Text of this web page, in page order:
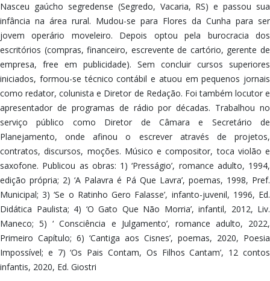
Nasceu gaúcho segredense (Segredo, Vacaria, RS) e passou sua
infância na área rural. Mudou-se para Flores da Cunha para ser
jovem operário moveleiro. Depois optou pela burocracia dos
escritórios (compras, financeiro, escrevente de cartório, gerente de
empresa, free em publicidade). Sem concluir cursos superiores
iniciados, formou-se técnico contábil e atuou em pequenos jornais
como redator, colunista e Diretor de Redação. Foi também locutor e
apresentador de programas de rádio por décadas. Trabalhou no
serviço público como Diretor de Câmara e Secretário de
Planejamento, onde afinou o escrever através de projetos,
contratos, discursos, moções. Músico e compositor, toca violão e
saxofone. Publicou as obras: 1) ‘Presságio’, romance adulto, 1994,
edição própria; 2) ‘A Palavra é Pá Que Lavra’, poemas, 1998, Pref.
Municipal; 3) ‘Se o Ratinho Gero Falasse’, infanto-juvenil, 1996, Ed.
Didática Paulista; 4) ‘O Gato Que Não Morria’, infantil, 2012, Liv.
Maneco; 5) ‘ Consciência e Julgamento’, romance adulto, 2022,
Primeiro Capítulo; 6) ‘Cantiga aos Cisnes’, poemas, 2020, Poesia
Impossível; e 7) ‘Os Pais Contam, Os Filhos Cantam’, 12 contos
infantis, 2020, Ed. Giostri